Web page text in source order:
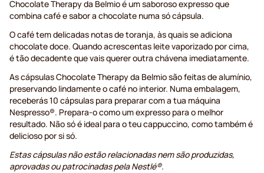
Chocolate Therapy da Belmio é um saboroso expresso que
combina café e sabor a chocolate numa só cápsula.
O café tem delicadas notas de toranja, às quais se adiciona
chocolate doce. Quando acrescentas leite vaporizado por cima,
é tão decadente que vais querer outra chávena imediatamente.
As cápsulas Chocolate Therapy da Belmio são feitas de alumínio,
preservando lindamente o café no interior. Numa embalagem,
receberás 10 cápsulas para preparar com a tua máquina
Nespresso®. Prepara-o como um expresso para o melhor
resultado. Não só é ideal para o teu cappuccino, como também é
delicioso por si só.
Estas cápsulas não estão relacionadas nem são produzidas,
aprovadas ou patrocinadas pela Nestlé®.